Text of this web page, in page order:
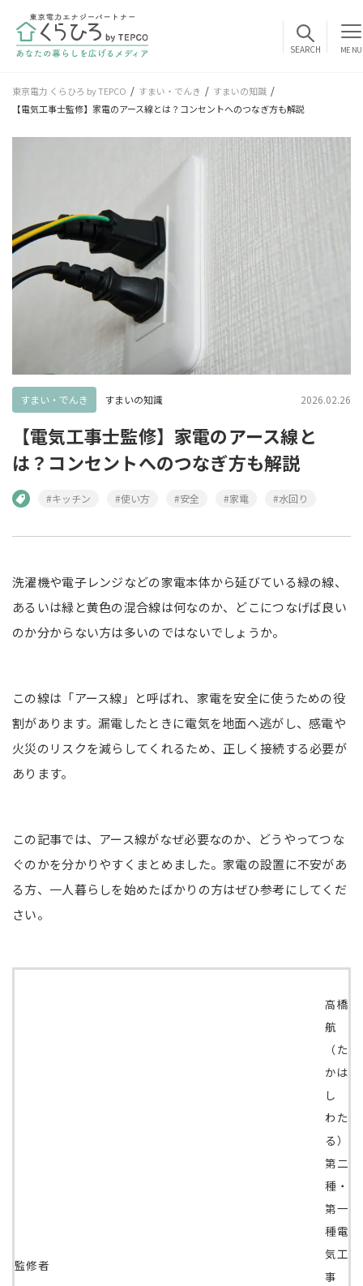
MENU
東京電力 くらひろ by TEPCO すまい・でんき
すまいの知識
【電気工事士監修】家電のアース線とは？コンセントへのつなぎ方も解説
2026.02.26
すまい・でんき すまいの知識
【電気工事士監修】家電のアース線と
は？コンセントへのつなぎ方も解説
#キッチン #使い方 #安全 #家電 #水回り
洗濯機や電子レンジなどの家電本体から延びている緑の線、
あるいは緑と黄色の混合線は何なのか、どこにつなげば良い
のか分からない方は多いのではないでしょうか。
この線は「アース線」と呼ばれ、家電を安全に使うための役
割があります。漏電したときに電気を地面へ逃がし、感電や
火災のリスクを減らしてくれるため、正しく接続する必要が
あります。
この記事では、アース線がなぜ必要なのか、どうやってつな
ぐのかを分かりやすくまとめました。家電の設置に不安があ
る方、一人暮らしを始めたばかりの方はぜひ参考にしてくだ
さい。
監修者
高橋
航
（た
かは
し
わた
る）
第二
種・
第一
種電
気工
事